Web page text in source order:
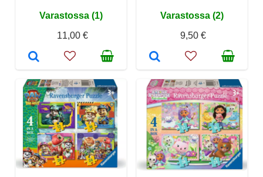
Varastossa (1)
11,00 €
Varastossa (2)
9,50 €